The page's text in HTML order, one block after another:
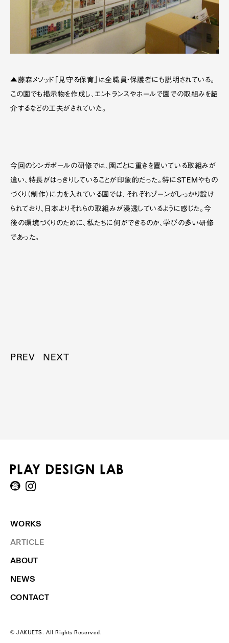
▲藤森メソッド「見守る保育」は全職員・保護者にも説明されている。
この園でも掲示物を作成し、エントランスやホールで園での取組みを紹
介するなどの工夫がされていた。
今回のシンガポールの研修では、園ごとに重きを置いている取組みが
違い、特長がはっきりしていることが印象的だった。特にSTEMやもの
づくり（制作）に力を入れている園では、それぞれゾーンがしっかり設け
られており、日本よりそれらの取組みが浸透しているように感じた。今
後の環境づくりのために、私たちに何ができるのか、学びの多い研修
であった。
PREV NEXT
WORKS
ARTICLE
ABOUT
NEWS
CONTACT
© JAKUETS. All Rights Reserved.